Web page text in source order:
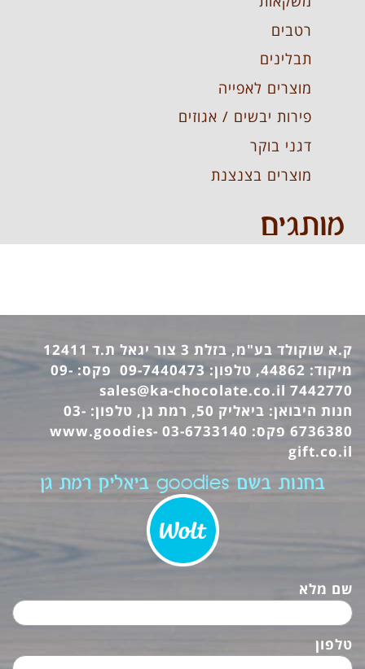
רטבים
תבלינים
מוצרים לאפייה
פירות יבשים / אגוזים
דגני בוקר
מוצרים בצנצנת
מותגים
ק.א שוקולד בע"מ, בזלת 3 צור יגאל ת.ד 12411
מיקוד: 44862, טלפון: 09-7440473 פקס: 09-
7442770
sales@ka-chocolate.co.il
חנות היבואן: ביאליק 50, רמת גן, טלפון: 03-
6736380 פקס: 03-6733140
www.goodies-
gift.co.il
בחנות בשם goodies ביאליק רמת גן
שם מלא
טלפון